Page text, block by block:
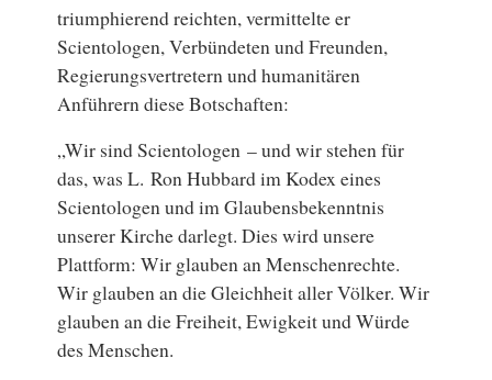
triumphierend reichten, vermittelte er
Scientologen, Verbündeten und Freunden,
Regierungsvertretern und humanitären
Anführern diese Botschaften:
„Wir sind Scientologen – und wir stehen für
das, was L. Ron Hubbard im Kodex eines
Scientologen und im Glaubensbekenntnis
unserer Kirche darlegt. Dies wird unsere
Plattform: Wir glauben an Menschenrechte.
Wir glauben an die Gleichheit aller Völker. Wir
glauben an die Freiheit, Ewigkeit und Würde
des Menschen.